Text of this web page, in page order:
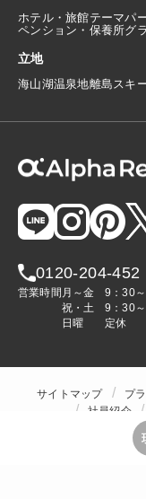
ホテル・旅館テーマパ
ペンション・保養所グ
立地
海山湖温泉地離島 スキ
0120-204-452
営業時間 月～金
9：30
祝・土
9：30
日曜
定休
サイトマップ プ
社員紹介